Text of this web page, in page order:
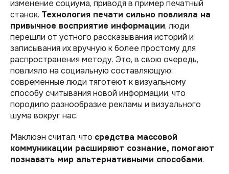
изменение социума, приводя в пример печатный
станок. Технология печати сильно повлияла на
привычное восприятие информации, люди
перешли от устного рассказывания историй и
записывания их вручную к более простому для
распространения методу. Это, в свою очередь,
повлияло на социальную составляющую:
современные люди тяготеют к визуальному
способу считывания новой информации, что
породило разнообразие рекламы и визуального
шума вокруг нас.
Маклюэн считал, что средства массовой
коммуникации расширяют сознание, помогают
познавать мир альтернативными способами.